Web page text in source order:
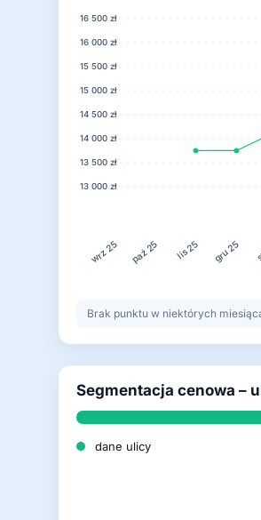
13 000 zł
13 500 zł
14 000 zł
14 500 zł
15 000 zł
15 500 zł
16 000 zł
16 500 zł
wrz 25 paź 25 lis 25 gru 25
Brak punktu w niektórych
Segmentacja cenowa –
dane ulicy